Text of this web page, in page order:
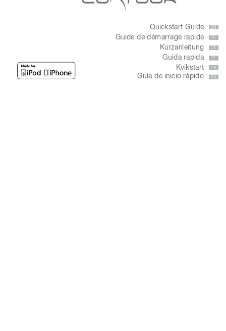
Quickstart Guide
Guide de démarrage rapide
Kurzanleitung
Guida rapida
Kvikstart
Guía de inicio rápido
EN
FR
DE
IT
DK
ES